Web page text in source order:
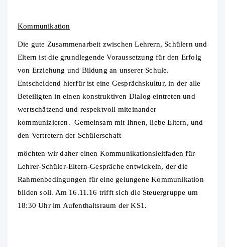
Kommunikation
Die gute Zusammenarbeit zwischen Lehrern, Schülern und
Eltern ist die grundlegende Voraussetzung für den Erfolg
von Erziehung und Bildung an unserer Schule.
Entscheidend hierfür ist eine Gesprächskultur, in der alle
Beteiligten in einen konstruktiven Dialog eintreten und
wertschätzend und respektvoll miteinander
kommunizieren. Gemeinsam mit Ihnen, liebe Eltern, und
den Vertretern der Schülerschaft
möchten wir daher einen Kommunikationsleitfaden für
Lehrer-Schüler-Eltern-Gespräche entwickeln, der die
Rahmenbedingungen für eine gelungene Kommunikation
bilden soll. Am 16.11.16 trifft sich die Steuergruppe um
18:30 Uhr im Aufenthaltsraum der KS1.